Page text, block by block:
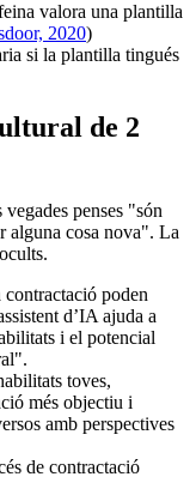
valora una plantilla
2020)
si la plantilla tingués
de 2
penses "són
alguna cosa nova". La
poden
d’IA ajuda a
i el potencial
toves,
més objectiu i
amb perspectives
de contractació